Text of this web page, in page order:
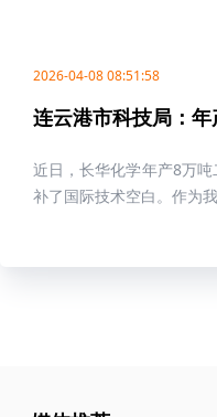
2026-04-08 08:51:58
连云港市科技局：
近日，长华化学年产8万
补了国际技术空白。作为